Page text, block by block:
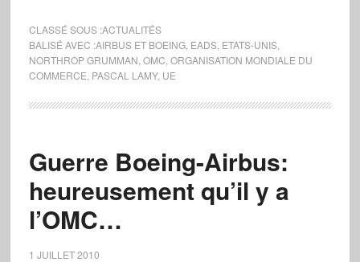
CLASSÉ SOUS :ACTUALITÉS
BALISÉ AVEC :AIRBUS ET BOEING, EADS, ETATS-UNIS,
NORTHROP GRUMMAN OMC ORGANISATION MONDIALE DU
COMMERCE PASCAL LAMY, UE
Guerre Boeing-Airbus:
heureusement qu’il y a
l’OMC…
1 JUILLET 2010